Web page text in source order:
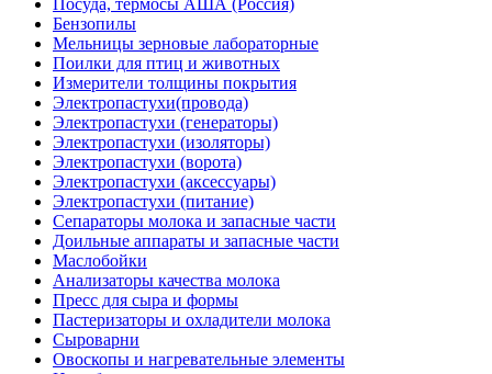
Посуда, термосы АША (Россия)
Бензопилы
Мельницы зерновые лабораторные
Поилки для птиц и животных
Измерители толщины покрытия
Электропастухи(провода)
Электропастухи (генераторы)
Электропастухи (изоляторы)
Электропастухи (ворота)
Электропастухи (аксессуары)
Электропастухи (питание)
Сепараторы молока и запасные части
Доильные аппараты и запасные части
Маслобойки
Анализаторы качества молока
Пресс для сыра и формы
Пастеризаторы и охладители молока
Сыроварни
Овоскопы и нагревательные элементы